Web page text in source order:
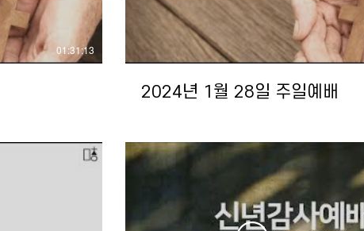
01:31:13
2024년 1월 28일 주일예배